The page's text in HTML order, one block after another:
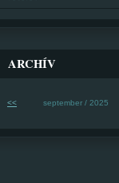
ARCHÍV
<< september / 2025